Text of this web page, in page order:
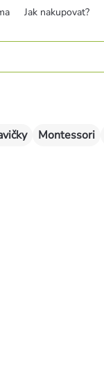
Jak nakupovat?
Montessori